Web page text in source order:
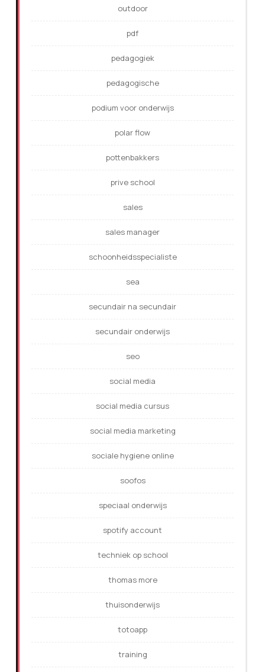
outdoor
pdf
pedagogiek
pedagogische
podium voor onderwijs
polar flow
pottenbakkers
prive school
sales
sales manager
schoonheidsspecialiste
sea
secundair na secundair
secundair onderwijs
seo
social media
social media cursus
social media marketing
sociale hygiene online
soofos
speciaal onderwijs
spotify account
techniek op school
thomas more
thuisonderwijs
totoapp
training